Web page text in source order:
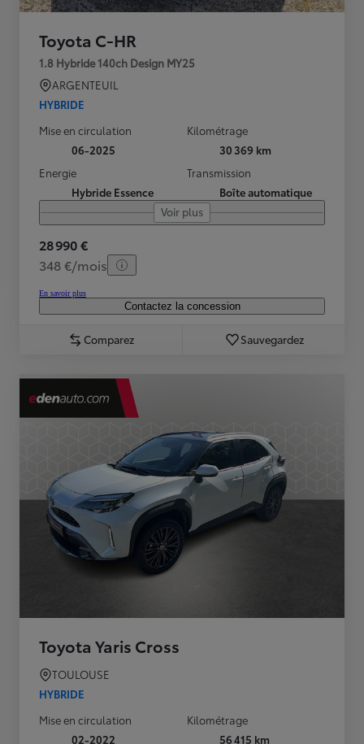
Toyota C-HR
1.8 Hybride 140ch Design MY25
ARGENTEUIL
HYBRIDE
Mise en circulation
06-2025
Kilométrage
30 369 km
Energie
Hybride Essence
Transmission
Boîte automatique
Voir plus
28 990 €
348 €/mois
En savoir plus
Contactez la concession
Comparez Sauvegardez
Toyota Yaris Cross
TOULOUSE
HYBRIDE
Mise en circulation
02-2022
Kilométrage
56 415 km